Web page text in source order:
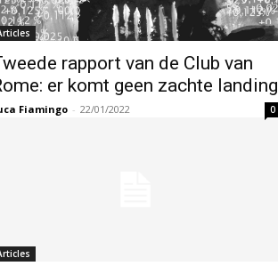
rapport van de Club van
er komt geen zachte landing
Fiamingo - 22/01/2022 0